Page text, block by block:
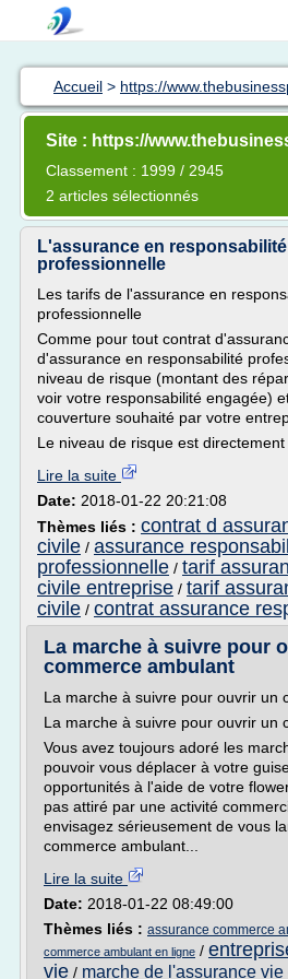
Accueil > https://
Site : https://
Classement : 1999 / 2945
2 articles sélectionnés
L'assurance en
professionnelle
Les tarifs de l'assurance en
professionnelle
Comme pour tout contrat
d'assurance en responsabilité
niveau de risque (montant des
voir votre responsabilité engagée)
couverture souhaité par votre
Le niveau de risque est directement
Lire la suite
Date: 2018-01-22 20:21:08
Thèmes liés : contrat d
civile / assurance
professionnelle / tarif
civile entreprise / tarif
civile / contrat assurance
La marche à suivre pour
commerce ambulant
La marche à suivre pour ouvrir un
La marche à suivre pour ouvrir un
Vous avez toujours adoré les
pouvoir vous déplacer à votre
opportunités à l'aide de votre
pas attiré par une activité
envisagez sérieusement de vous
commerce ambulant...
Lire la suite
Date: 2018-01-22 08:49:00
Thèmes liés : assurance commerce
commerce ambulant en ligne /
vie / marche de l'assurance